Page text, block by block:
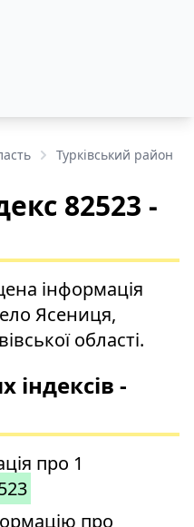
Турківський район
82523 -
інформація
Ясениця,
області.
індексів -
про 1
про